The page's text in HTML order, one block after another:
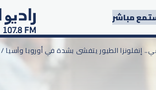
مباشر
إنفلونزا الطيور يتفشى بشدة في أوروبا وآسيا